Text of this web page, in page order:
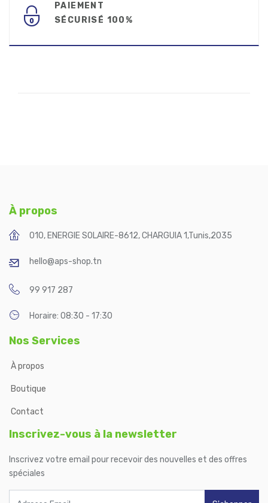
PAIEMENT
SÉCURISÉ 100%
À propos
010, ENERGIE SOLAIRE-8612, CHARGUIA 1,Tunis,2035
hello@aps-shop.tn
99 917 287
Horaire: 08:30 - 17:30
Nos Services
À propos
Boutique
Contact
Inscrivez-vous à la newsletter
Inscrivez votre email pour recevoir des nouvelles et des offres
spéciales